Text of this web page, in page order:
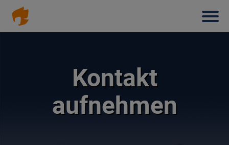
Direkt
zum
Inhalt
Kontakt
aufnehmen